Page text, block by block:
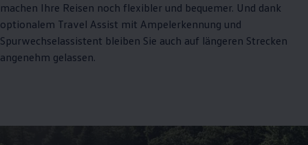
machen Ihre Reisen noch flexibler und bequemer. Und dank
optionalem Travel Assist mit Ampelerkennung und
Spurwechselassistent bleiben Sie auch auf längeren Strecken
angenehm gelassen.